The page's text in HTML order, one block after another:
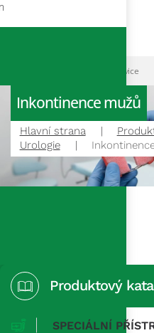
Inkontinence mužů
Hlavní strana
Urologie
Produktový
SPECIÁLNÍ